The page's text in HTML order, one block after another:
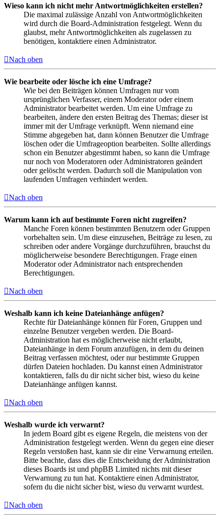
Wieso kann ich nicht mehr Antwortmöglichkeiten erstellen?
Die maximal zulässige Anzahl von Antwortmöglichkeiten
wird durch die Board-Administration festgelegt. Wenn du
glaubst, mehr Antwortmöglichkeiten als zugelassen zu
benötigen, kontaktiere einen Administrator.
Nach oben
Wie bearbeite oder lösche ich eine Umfrage?
Wie bei den Beiträgen können Umfragen nur vom
ursprünglichen Verfasser, einem Moderator oder einem
Administrator bearbeitet werden. Um eine Umfrage zu
bearbeiten, ändere den ersten Beitrag des Themas; dieser ist
immer mit der Umfrage verknüpft. Wenn niemand eine
Stimme abgegeben hat, dann können Benutzer die Umfrage
löschen oder die Umfrageoption bearbeiten. Sollte allerdings
schon ein Benutzer abgestimmt haben, so kann die Umfrage
nur noch von Moderatoren oder Administratoren geändert
oder gelöscht werden. Dadurch soll die Manipulation von
laufenden Umfragen verhindert werden.
Nach oben
Warum kann ich auf bestimmte Foren nicht zugreifen?
Manche Foren können bestimmten Benutzern oder Gruppen
vorbehalten sein. Um diese einzusehen, Beiträge zu lesen, zu
schreiben oder andere Vorgänge durchzuführen, brauchst du
möglicherweise besondere Berechtigungen. Frage einen
Moderator oder Administrator nach entsprechenden
Berechtigungen.
Nach oben
Weshalb kann ich keine Dateianhänge anfügen?
Rechte für Dateianhänge können für Foren, Gruppen und
einzelne Benutzer vergeben werden. Die Board-
Administration hat es möglicherweise nicht erlaubt,
Dateianhänge in dem Forum anzufügen, in dem du deinen
Beitrag verfassen möchtest, oder nur bestimmte Gruppen
dürfen Dateien hochladen. Du kannst einen Administrator
kontaktieren, falls du dir nicht sicher bist, wieso du keine
Dateianhänge anfügen kannst.
Nach oben
Weshalb wurde ich verwarnt?
In jedem Board gibt es eigene Regeln, die meistens von der
Administration festgelegt werden. Wenn du gegen eine dieser
Regeln verstoßen hast, kann sie dir eine Verwarnung erteilen.
Bitte beachte, dass dies die Entscheidung der Administration
dieses Boards ist und phpBB Limited nichts mit dieser
Verwarnung zu tun hat. Kontaktiere einen Administrator,
sofern du die nicht sicher bist, wieso du verwarnt wurdest.
Nach oben